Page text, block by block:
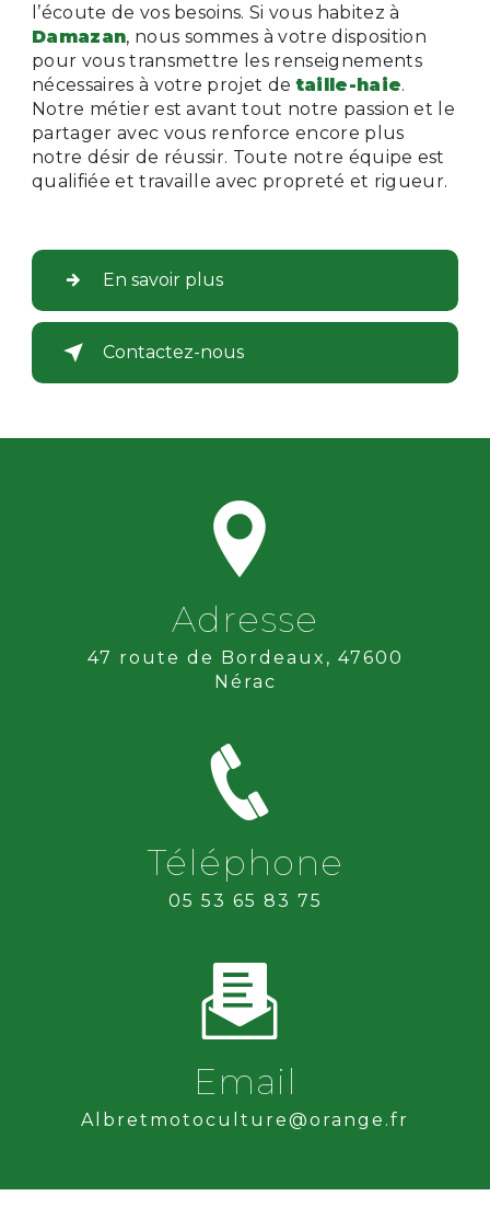
l’écoute de vos besoins. Si vous habitez à
Damazan, nous sommes à votre disposition
pour vous transmettre les renseignements
nécessaires à votre projet detaille-haie.
Notre métier est avant tout notre passion et le
partager avec vous renforce encore plus
notre désir de réussir. Toute notre équipe est
qualifiée et travaille avec propreté et rigueur.
En savoir plus
Contactez-nous
Adresse
47 route de Bordeaux, 47600
Nérac
Téléphone
05 53 65 83 75
Email
albretmotoculture@orange.fr